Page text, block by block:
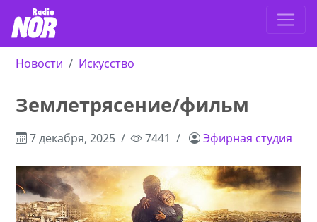
Новости Искусство
Землетрясение/фильм
7 декабря, 2025 7441 Эфирная студия